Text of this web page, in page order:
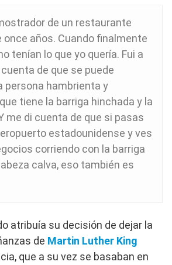
de un restaurante
once años. Cuando finalmente
tenían lo que yo quería. Fui a
de que se puede
persona hambrienta y
tiene la barriga hinchada y la
me di cuenta de que si pasas
estadounidense y ves
corriendo con la barriga
calva, eso también es
atribuía su decisión de dejar la
de Martin Luther King
que a su vez se basaban en